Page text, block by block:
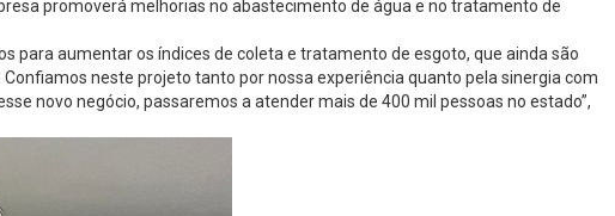
promoverá melhorias no abastecimento de água e no tratamento de
para aumentar os índices de coleta e tratamento de esgoto, que ainda são
neste projeto tanto por nossa experiência quanto pela sinergia com
novo negócio, passaremos a atender mais de 400 mil pessoas no estado”,